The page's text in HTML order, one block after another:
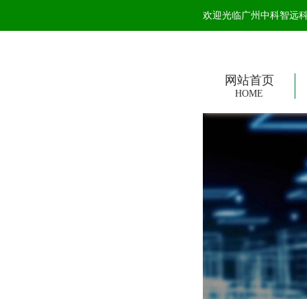
欢迎光临广州中科智远
网站首页
HOME